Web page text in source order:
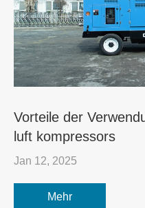
Vorteile der
luft kompressors
Jan 12, 2025
Mehr